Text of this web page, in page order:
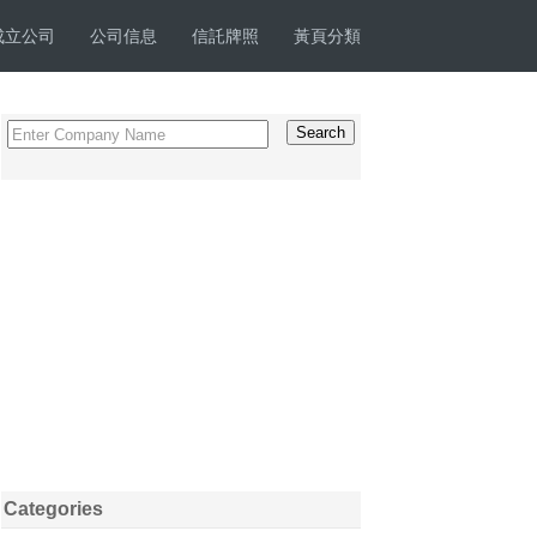
立公司 公司信息 信託牌照 黃頁分類
Categories